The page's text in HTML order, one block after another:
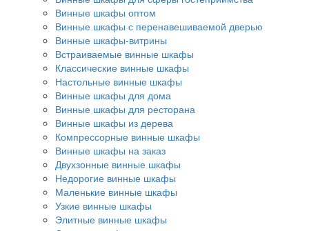
Винные шкафы оптом
Винные шкафы с перенавешиваемой дверью
Винные шкафы-витрины
Встраиваемые винные шкафы
Классические винные шкафы
Настольные винные шкафы
Винные шкафы для дома
Винные шкафы для ресторана
Винные шкафы из дерева
Компрессорные винные шкафы
Винные шкафы на заказ
Двухзонные винные шкафы
Недорогие винные шкафы
Маленькие винные шкафы
Узкие винные шкафы
Элитные винные шкафы